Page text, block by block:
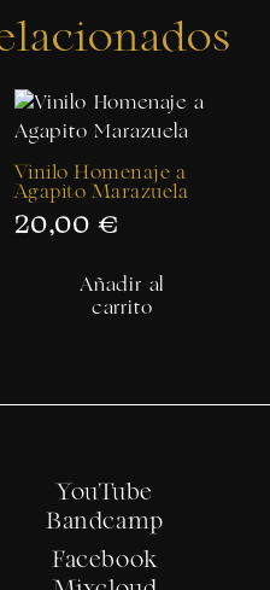
Vinilo Homenaje a
Agapito Marazuela
20,00€
Añadir al
carrito
YouTube
Bandcamp
Facebook